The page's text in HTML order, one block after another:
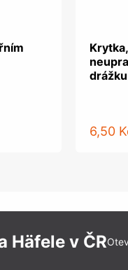
6,50
Häfele v ČR